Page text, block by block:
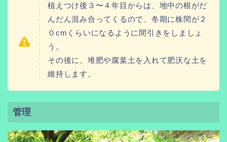
植えつけ後３〜４年目からは、地中の根がだ
んだん混み合ってくるので、冬期に株間が２
０cmくらいになるように間引きをしましょ
う。
その後に、堆肥や腐葉土を入れて肥沃な土を
維持します。
管理